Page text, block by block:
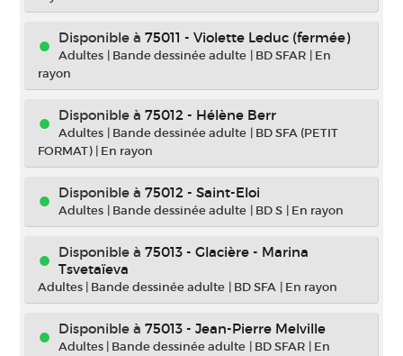
Disponible à 75011 - Violette Leduc (fermée)
Adultes | Bande dessinée adulte | BD SFAR | En
rayon
Disponible à 75012 - Hélène Berr
Adultes | Bande dessinée adulte | BD SFA (PETIT
FORMAT) | En rayon
Disponible à 75012 - Saint-Eloi
Adultes | Bande dessinée adulte | BD S | En rayon
Disponible à 75013 - Glacière - Marina
Tsvetaïeva
Adultes | Bande dessinée adulte | BD SFA | En rayon
Disponible à 75013 - Jean-Pierre Melville
Adultes | Bande dessinée adulte | BD SFAR | En